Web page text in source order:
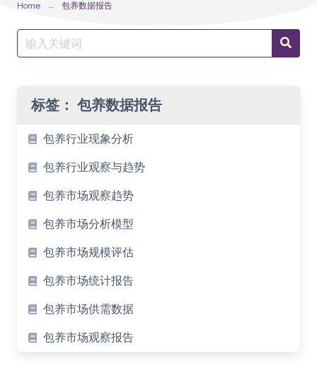
Home 包养数据报告
Search
for:
标签： 包养数据报告
包养行业现象分析
包养行业观察与趋势
包养市场观察趋势
包养市场分析模型
包养市场规模评估
包养市场统计报告
包养市场供需数据
包养市场观察报告